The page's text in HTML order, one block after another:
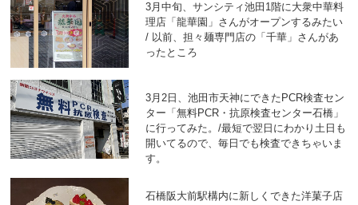
3月中旬、サンシティ池田1階に大衆中華料
理店「龍華園」さんがオープンするみたい
/ 以前、担々麺専門店の「千華」さんがあ
ったところ
3月2日、池田市天神にできたPCR検査セン
ター「無料PCR・抗原検査センター石橋」
に行ってみた。/最短で翌日にわかり土日も
開いてるので、毎日でも検査できちゃいま
す。
石橋阪大前駅構内に新しくできた洋菓子店